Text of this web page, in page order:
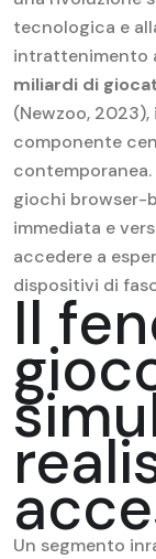
tecnologica e
intrattenimento
miliardi di
(Newzoo,
componente
giochi browser-
immediata e
accedere a
dispositivi di
Il
Un segmento